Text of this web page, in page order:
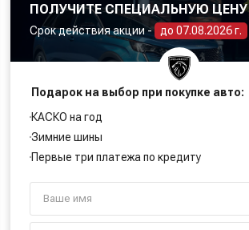
ПОЛУЧИТЕ СПЕЦИАЛЬНУЮ ЦЕНУ
Срок действия акции - до 07.08.2026 г.
Подарок на выбор при покупке авто:
КАСКО на год
Зимние шины
Первые три платежа по кредиту